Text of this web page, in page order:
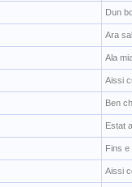
Dun
Ara
Ala
Aissi
Ben
Estat
Fins e
Aissi